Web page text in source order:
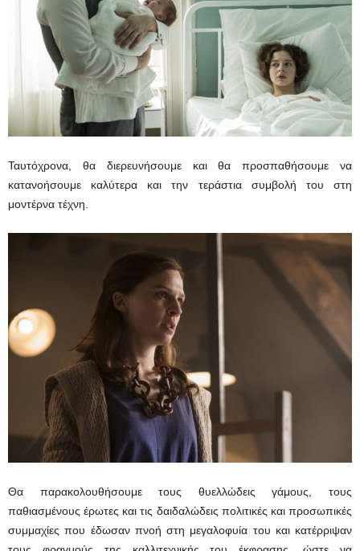
Ταυτόχρονα, θα διερευνήσουμε και θα προσπαθήσουμε να
κατανοήσουμε καλύτερα και την τεράστια συμβολή του στη
μοντέρνα τέχνη.
Θα παρακολουθήσουμε τους θυελλώδεις γάμους, τους
παθιασμένους έρωτες και τις δαιδαλώδεις πολιτικές και προσωπικές
συμμαχίες που έδωσαν πνοή στη μεγαλοφυία του και κατέρριψαν